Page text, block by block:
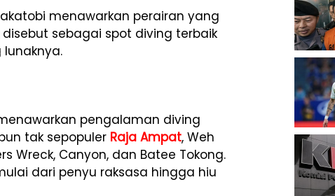
menawarkan perairan yang
sebagai spot diving terbaik
pengalaman diving
tak sepopuler Raja Ampat, Weh
Wreck, Canyon, dan Batee Tokong.
dari penyu raksasa hingga hiu